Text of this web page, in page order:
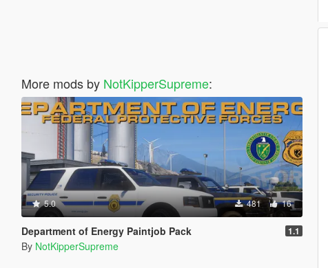
More mods by NotKipperSupreme:
5.0 481 16
Department of Energy Paintjob Pack 1.1
By NotKipperSupreme